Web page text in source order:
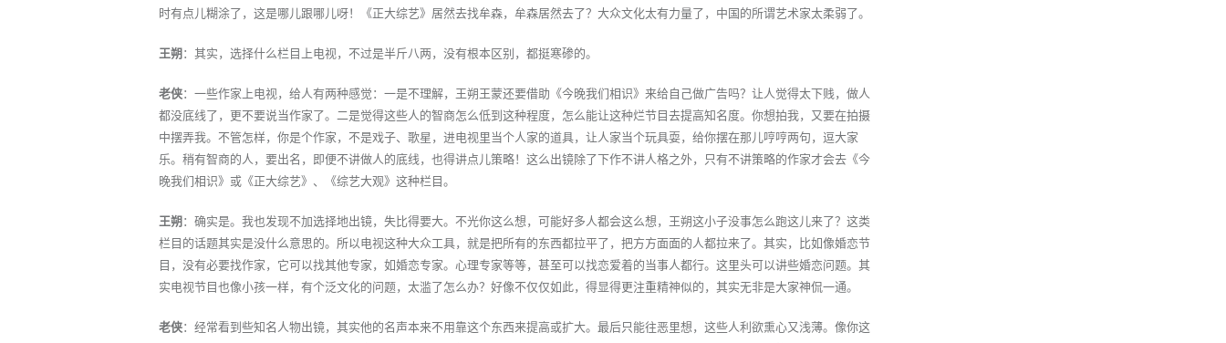
时有点儿糊涂了，这是哪儿跟哪儿呀！《正大综艺》居然去找牟森，牟森居然去了？大众文化太有力量了，中国的所谓艺术家太柔弱了。
王朔：其实，选择什么栏目上电视，不过是半斤八两，没有根本区别，都挺寒碜的。
老侠：一些作家上电视，给人有两种感觉：一是不理解，王朔王蒙还要借助《今晚我们相识》来给自己做广告吗？让人觉得太下贱，做人
都没底线了，更不要说当作家了。二是觉得这些人的智商怎么低到这种程度，怎么能让这种烂节目去提高知名度。你想拍我，又要在拍摄
中摆弄我。不管怎样，你是个作家，不是戏子、歌星，进电视里当个人家的道具，让人家当个玩具耍，给你摆在那儿哼哼两句，逗大家
乐。稍有智商的人，要出名，即便不讲做人的底线，也得讲点儿策略！这么出镜除了下作不讲人格之外，只有不讲策略的作家才会去《今
晚我们相识》或《正大综艺》、《综艺大观》这种栏目。
王朔：确实是。我也发现不加选择地出镜，失比得要大。不光你这么想，可能好多人都会这么想，王朔这小子没事怎么跑这儿来了？这类
栏目的话题其实是没什么意思的。所以电视这种大众工具，就是把所有的东西都拉平了，把方方面面的人都拉来了。其实，比如像婚恋节
目，没有必要找作家，它可以找其他专家，如婚恋专家。心理专家等等，甚至可以找恋爱着的当事人都行。这里头可以讲些婚恋问题。其
实电视节目也像小孩一样，有个泛文化的问题，太滥了怎么办？好像不仅仅如此，得显得更注重精神似的，其实无非是大家神侃一通。
老侠：经常看到些知名人物出镜，其实他的名声本来不用靠这个东西来提高或扩大。最后只能往恶里想，这些人利欲熏心又浅薄。像你这